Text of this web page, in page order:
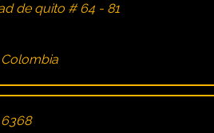
de quito # 64 - 81